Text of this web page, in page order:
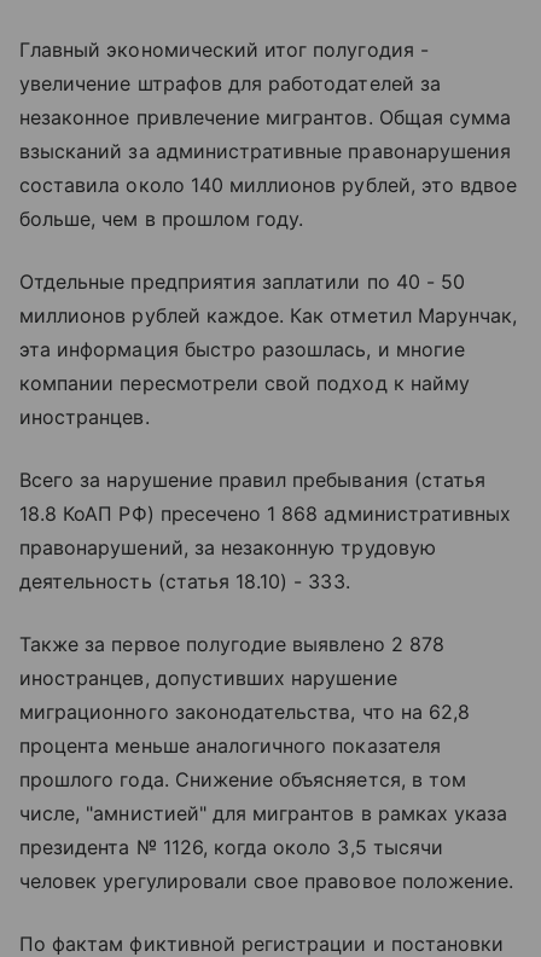
Главный экономический итог полугодия -
увеличение штрафов для работодателей за
незаконное привлечение мигрантов. Общая сумма
взысканий за административные правонарушения
составила около 140 миллионов рублей, это вдвое
больше, чем в прошлом году.
Отдельные предприятия заплатили по 40 - 50
миллионов рублей каждое. Как отметил Марунчак,
эта информация быстро разошлась, и многие
компании пересмотрели свой подход к найму
иностранцев.
Всего за нарушение правил пребывания (статья
18.8 КоАП РФ) пресечено 1 868 административных
правонарушений, за незаконную трудовую
деятельность (статья 18.10) - 333.
Также за первое полугодие выявлено 2 878
иностранцев, допустивших нарушение
миграционного законодательства, что на 62,8
процента меньше аналогичного показателя
прошлого года. Снижение объясняется, в том
числе, "амнистией" для мигрантов в рамках указа
президента № 1126, когда около 3,5 тысячи
человек урегулировали свое правовое положение.
По фактам фиктивной регистрации и постановки